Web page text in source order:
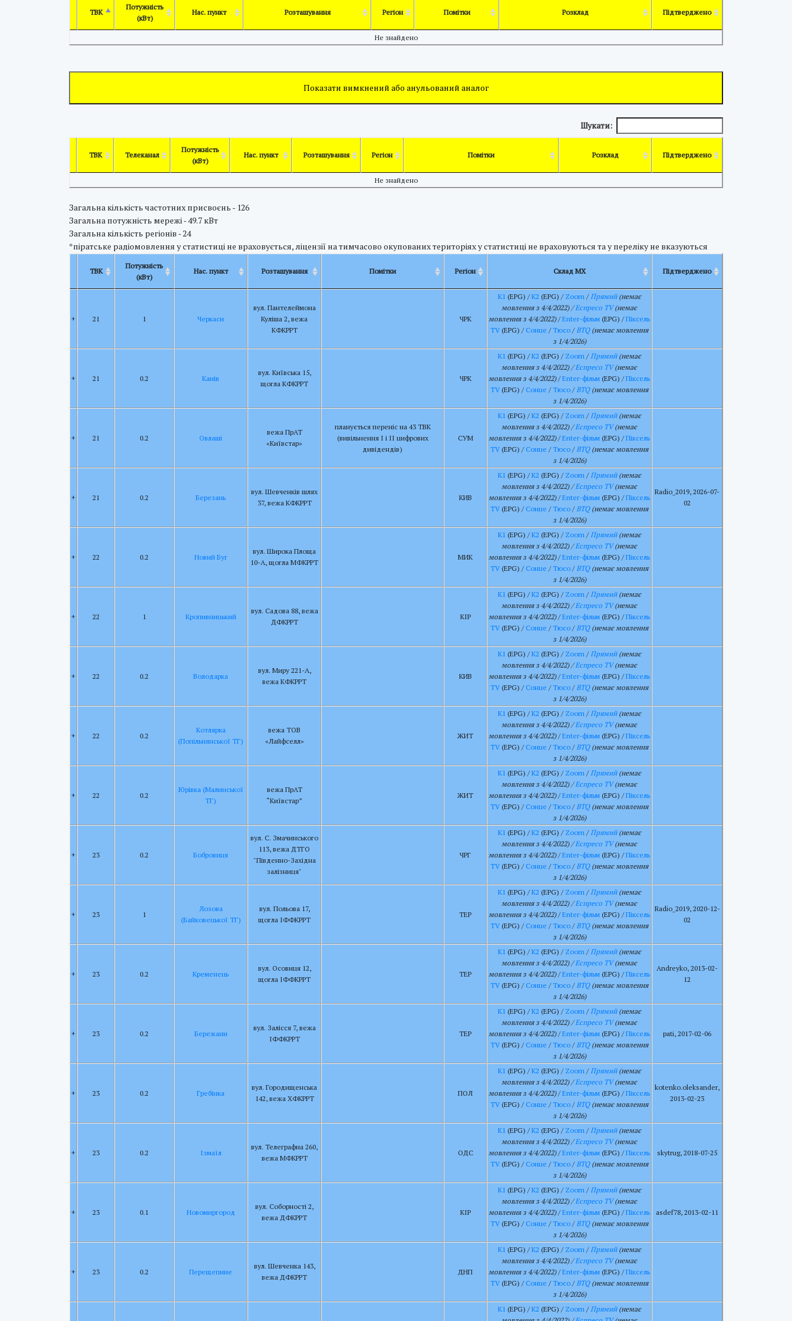
ТВК
Потужність
(кВт)
Нас. пункт Розташування Регіон Помітки Розклад Підтверджено
Не знайдено
Показати вимкнений або анульований аналог
Шукати:
ТВК Телеканал
Потужність
(кВт)
Нас. пункт Розташування Регіон Помітки Розклад Підтверджено
Не знайдено
Загальна кількість частотних присвоєнь - 126
Загальна потужність мережі - 49.7 кВт
Загальна кількість регіонів - 24
*піратське радіомовлення у статистиці не враховується, ліцензії на тимчасово окупованих територіях у статистиці не враховуються та у переліку не вказуються
ТВК
Потужність
(кВт)
Нас. пункт Розташування Помітки Регіон Склад МХ Підтверджено
+ 21 1 Черкаси
вул. Пантелеймона
Куліша 2, вежа
КФКРРТ
ЧРК
К1 (EPG) /К2 (EPG) / Zoom/Прямий(немає
мовлення з 4/4/2022) /Еспресо TV(немає
мовлення з 4/4/2022)/Enter-фільм (EPG) /Піксель
TV (EPG) / Сонце / Тюсо /BTQ(немає мовлення
з 1/4/2026)
+ 21 0.2 Канів
вул. Київська 15,
щогла КФКРРТ
ЧРК
К1 (EPG) /К2 (EPG) / Zoom/Прямий(немає
мовлення з 4/4/2022) /Еспресо TV(немає
мовлення з 4/4/2022)/Enter-фільм (EPG) /Піксель
TV (EPG) / Сонце / Тюсо /BTQ(немає мовлення
з 1/4/2026)
+ 21 0.2 Овлаші
вежа ПрАТ
«Київстар»
планується переніс на 43 ТВК
(вивільнення І і ІІ цифрових
дивідендів)
СУМ
К1 (EPG) /К2 (EPG) / Zoom/Прямий(немає
мовлення з 4/4/2022) /Еспресо TV(немає
мовлення з 4/4/2022)/Enter-фільм (EPG) /Піксель
TV (EPG) / Сонце / Тюсо /BTQ(немає мовлення
з 1/4/2026)
+ 21 0.2 Березань
вул. Шевченків шлях
37, вежа КФКРРТ
КИВ
К1 (EPG) /К2 (EPG) / Zoom/Прямий(немає
мовлення з 4/4/2022) /Еспресо TV(немає
мовлення з 4/4/2022)/Enter-фільм (EPG) /Піксель
TV (EPG) / Сонце / Тюсо /BTQ(немає мовлення
з 1/4/2026)
Radio_2019, 2026-07-
02
+ 22 0.2 Новий Буг
вул. Широка Площа
10-А, щогла МФКРРТ
МИК
К1 (EPG) /К2 (EPG) / Zoom/Прямий(немає
мовлення з 4/4/2022) /Еспресо TV(немає
мовлення з 4/4/2022)/Enter-фільм (EPG) /Піксель
TV (EPG) / Сонце / Тюсо /BTQ(немає мовлення
з 1/4/2026)
+ 22 1 Кропивницький
вул. Садова 88, вежа
ДФКРРТ
КІР
К1 (EPG) /К2 (EPG) / Zoom/Прямий(немає
мовлення з 4/4/2022) /Еспресо TV(немає
мовлення з 4/4/2022)/Enter-фільм (EPG) /Піксель
TV (EPG) / Сонце / Тюсо /BTQ(немає мовлення
з 1/4/2026)
+ 22 0.2 Володарка
вул. Миру 221-А,
вежа КФКРРТ
КИВ
К1 (EPG) /К2 (EPG) / Zoom/Прямий(немає
мовлення з 4/4/2022) /Еспресо TV(немає
мовлення з 4/4/2022)/Enter-фільм (EPG) /Піксель
TV (EPG) / Сонце / Тюсо /BTQ(немає мовлення
з 1/4/2026)
+ 22 0.2
Котлярка
(Попільнянської ТГ)
вежа ТОВ
«Лайфселл»
ЖИТ
К1 (EPG) /К2 (EPG) / Zoom/Прямий(немає
мовлення з 4/4/2022) /Еспресо TV(немає
мовлення з 4/4/2022)/Enter-фільм (EPG) /Піксель
TV (EPG) / Сонце / Тюсо /BTQ(немає мовлення
з 1/4/2026)
+ 22 0.2
Юрівка (Малинської
ТГ)
вежа ПрАТ
“Київстар”
ЖИТ
К1 (EPG) /К2 (EPG) / Zoom/Прямий(немає
мовлення з 4/4/2022) /Еспресо TV(немає
мовлення з 4/4/2022)/Enter-фільм (EPG) /Піксель
TV (EPG) / Сонце / Тюсо /BTQ(немає мовлення
з 1/4/2026)
+ 23 0.2 Бобровиця
вул. С. Змачинського
113, вежа ДТГО
"Південно-Західна
залізниця"
ЧРГ
К1 (EPG) /К2 (EPG) / Zoom/Прямий(немає
мовлення з 4/4/2022) /Еспресо TV(немає
мовлення з 4/4/2022)/Enter-фільм (EPG) /Піксель
TV (EPG) / Сонце / Тюсо /BTQ(немає мовлення
з 1/4/2026)
+ 23 1
Лозова
(Байковецької ТГ)
вул. Польова 17,
щогла ІФФКРРТ
ТЕР
К1 (EPG) /К2 (EPG) / Zoom/Прямий(немає
мовлення з 4/4/2022) /Еспресо TV(немає
мовлення з 4/4/2022)/Enter-фільм (EPG) /Піксель
TV (EPG) / Сонце / Тюсо /BTQ(немає мовлення
з 1/4/2026)
Radio_2019, 2020-12-
02
+ 23 0.2 Кременець
вул. Осовиця 12,
щогла ІФФКРРТ
ТЕР
К1 (EPG) /К2 (EPG) / Zoom/Прямий(немає
мовлення з 4/4/2022) /Еспресо TV(немає
мовлення з 4/4/2022)/Enter-фільм (EPG) /Піксель
TV (EPG) / Сонце / Тюсо /BTQ(немає мовлення
з 1/4/2026)
Andreyko, 2013-02-
12
+ 23 0.2 Бережани
вул. Залісся 7, вежа
ІФФКРРТ
ТЕР
К1 (EPG) /К2 (EPG) / Zoom/Прямий(немає
мовлення з 4/4/2022) /Еспресо TV(немає
мовлення з 4/4/2022)/Enter-фільм (EPG) /Піксель
TV (EPG) / Сонце / Тюсо /BTQ(немає мовлення
з 1/4/2026)
pati, 2017-02-06
+ 23 0.2 Гребінка
вул. Городищенська
142, вежа ХФКРРТ
ПОЛ
К1 (EPG) /К2 (EPG) / Zoom/Прямий(немає
мовлення з 4/4/2022) /Еспресо TV(немає
мовлення з 4/4/2022)/Enter-фільм (EPG) /Піксель
TV (EPG) / Сонце / Тюсо /BTQ(немає мовлення
з 1/4/2026)
kotenko.oleksander,
2013-02-23
+ 23 0.2 Ізмаїл
вул. Телеграфна 260,
вежа МФКРРТ
ОДС
К1 (EPG) /К2 (EPG) / Zoom/Прямий(немає
мовлення з 4/4/2022) /Еспресо TV(немає
мовлення з 4/4/2022)/Enter-фільм (EPG) /Піксель
TV (EPG) / Сонце / Тюсо /BTQ(немає мовлення
з 1/4/2026)
skytrug, 2018-07-25
+ 23 0.1 Новомиргород
вул. Соборності 2,
вежа ДФКРРТ
КІР
К1 (EPG) /К2 (EPG) / Zoom/Прямий(немає
мовлення з 4/4/2022) /Еспресо TV(немає
мовлення з 4/4/2022)/Enter-фільм (EPG) /Піксель
TV (EPG) / Сонце / Тюсо /BTQ(немає мовлення
з 1/4/2026)
asdef78, 2013-02-11
+ 23 0.2 Перещепине
вул. Шевченка 143,
вежа ДФКРРТ
ДНП
К1 (EPG) /К2 (EPG) / Zoom/Прямий(немає
мовлення з 4/4/2022) /Еспресо TV(немає
мовлення з 4/4/2022)/Enter-фільм (EPG) /Піксель
TV (EPG) / Сонце / Тюсо /BTQ(немає мовлення
з 1/4/2026)
К1 (EPG) /К2 (EPG) / Zoom/Прямий(немає